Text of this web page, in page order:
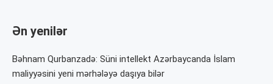
Ən yenilər
Bəhnam Qurbanzadə: Süni intellekt Azərbaycanda İslam
maliyyəsini yeni mərhələyə daşıya bilər